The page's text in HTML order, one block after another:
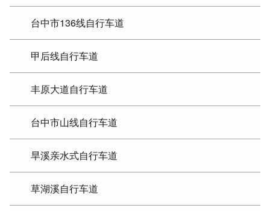
台中市136线自行车道
甲后线自行车道
丰原大道自行车道
台中市山线自行车道
旱溪亲水式自行车道
草湖溪自行车道